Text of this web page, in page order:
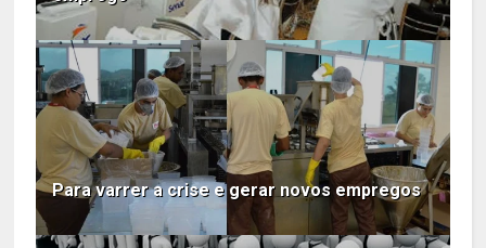
Para varrer a crise e gerar novos empregos